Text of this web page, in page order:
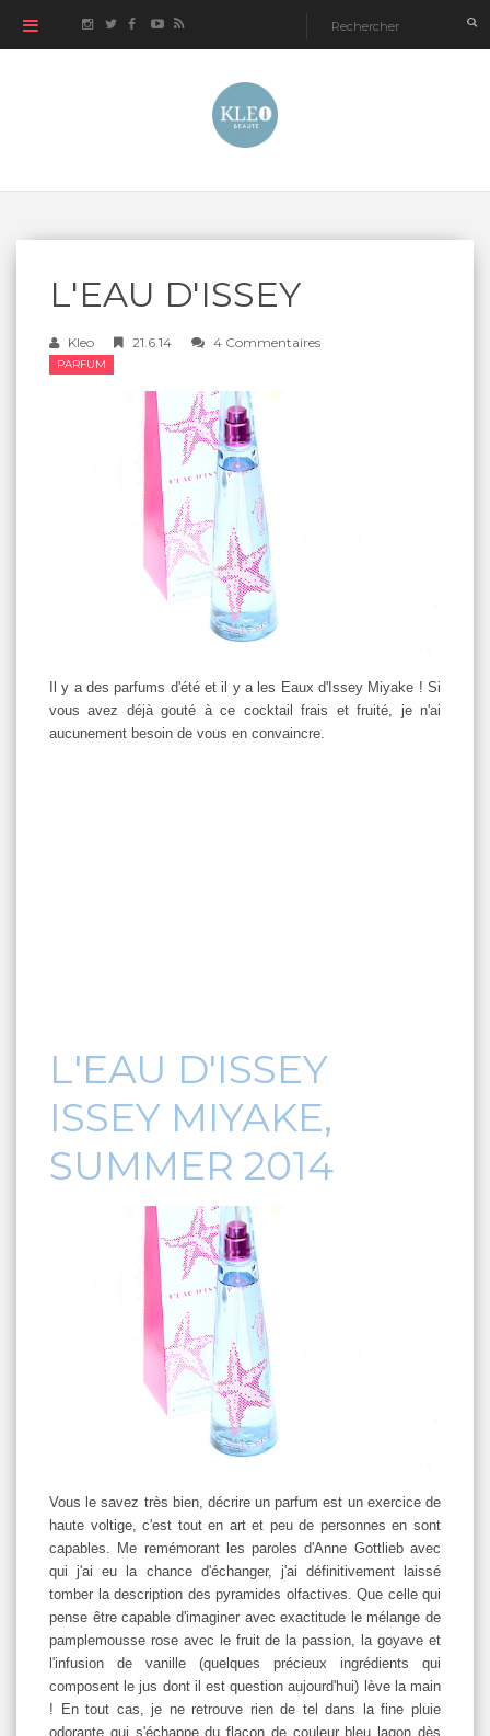
L'EAU D'ISSEY
Kleo 21.6.14 4 Commentaires
PARFUM
Il y a des parfums d'été et il y a les Eaux d'Issey Miyake ! Si
vous avez déjà gouté à ce cocktail frais et fruité, je n'ai
aucunement besoin de vous en convaincre.
L'EAU D'ISSEY
ISSEY MIYAKE,
SUMMER 2014
Vous le savez très bien, décrire un parfum est un exercice de
haute voltige, c'est tout en art et peu de personnes en sont
capables. Me remémorant les paroles d'Anne Gottlieb avec
qui j'ai eu la chance d'échanger, j'ai définitivement laissé
tomber la description des pyramides olfactives. Que celle qui
pense être capable d'imaginer avec exactitude le mélange de
pamplemousse rose avec le fruit de la passion, la goyave et
l'infusion de vanille (quelques précieux ingrédients qui
composent le jus dont il est question aujourd'hui) lève la main
! En tout cas, je ne retrouve rien de tel dans la fine pluie
odorante qui s'échappe du flacon de couleur bleu lagon dès